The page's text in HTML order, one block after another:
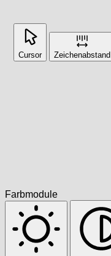
Cursor Zeichenabstand
Farbmodule